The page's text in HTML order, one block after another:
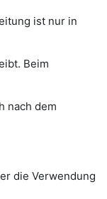
ist nur in
Beim
nach dem
die Verwendung